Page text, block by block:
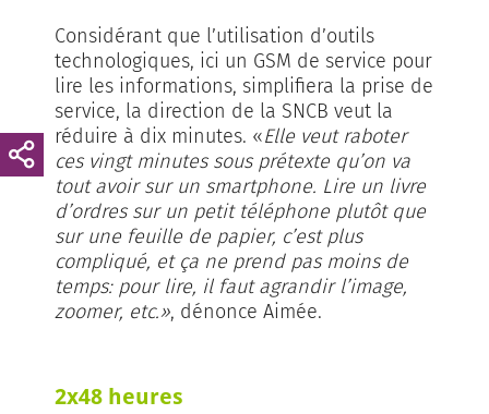
Considérant que l’utilisation d’outils
technologiques, ici un GSM de service pour
lire les informations, simplifiera la prise de
service, la direction de la SNCB veut la
réduire à dix minutes. «Elle veut raboter
ces vingt minutes sous prétexte qu’on va
tout avoir sur un smartphone. Lire un livre
d’ordres sur un petit téléphone plutôt que
sur une feuille de papier, c’est plus
compliqué, et ça ne prend pas moins de
temps: pour lire, il faut agrandir l’image,
zoomer, etc.», dénonce Aimée.
2x48 heures